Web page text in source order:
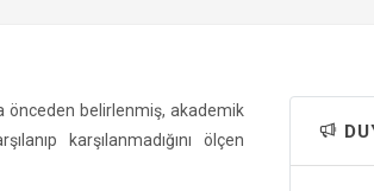
önceden belirlenmiş, akademik
karşılanmadığını ölçen